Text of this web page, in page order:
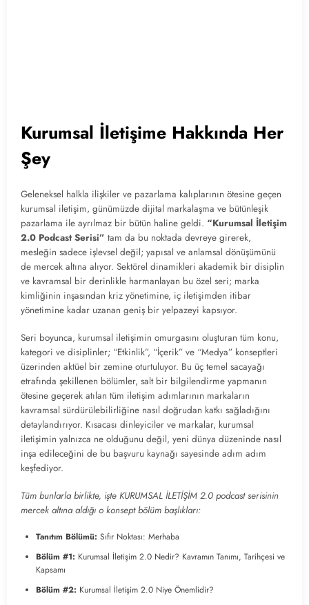
Kurumsal İletişime Hakkında Her
Şey
Geleneksel halkla ilişkiler ve pazarlama kalıplarının ötesine geçen
kurumsal iletişim, günümüzde dijital markalaşma ve bütünleşik
pazarlama ile ayrılmaz bir bütün haline geldi. “Kurumsal İletişim
2.0 Podcast Serisi” tam da bu noktada devreye girerek,
mesleğin sadece işlevsel değil; yapısal ve anlamsal dönüşümünü
de mercek altına alıyor. Sektörel dinamikleri akademik bir disiplin
ve kavramsal bir derinlikle harmanlayan bu özel seri; marka
kimliğinin inşasından kriz yönetimine, iç iletişimden itibar
yönetimine kadar uzanan geniş bir yelpazeyi kapsıyor.
Seri boyunca, kurumsal iletişimin omurgasını oluşturan tüm konu,
kategori ve disiplinler; “Etkinlik”, “İçerik” ve “Medya” konseptleri
üzerinden aktüel bir zemine oturtuluyor. Bu üç temel sacayağı
etrafında şekillenen bölümler, salt bir bilgilendirme yapmanın
ötesine geçerek atılan tüm iletişim adımlarının markaların
kavramsal sürdürülebilirliğine nasıl doğrudan katkı sağladığını
detaylandırıyor. Kısacası dinleyiciler ve markalar, kurumsal
iletişimin yalnızca ne olduğunu değil, yeni dünya düzeninde nasıl
inşa edileceğini de bu başvuru kaynağı sayesinde adım adım
keşfediyor.
Tüm bunlarla birlikte, işte KURUMSAL İLETİŞİM 2.0 podcast serisinin
mercek altına aldığı o konsept bölüm başlıkları:
Tanıtım Bölümü: Sıfır Noktası: Merhaba
Bölüm #1: Kurumsal İletişim 2.0 Nedir? Kavramın Tanımı, Tarihçesi ve
Kapsamı
Bölüm #2: Kurumsal İletişim 2.0 Niye Önemlidir?